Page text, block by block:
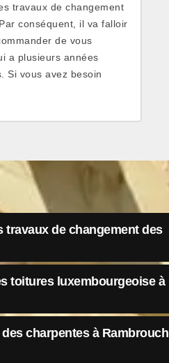
travaux de changement
conséquent, il va falloir
de vous
a plusieurs années
Si vous avez besoin
travaux de changement des
toitures luxembourgeoise à
charpentes à Rambrouch